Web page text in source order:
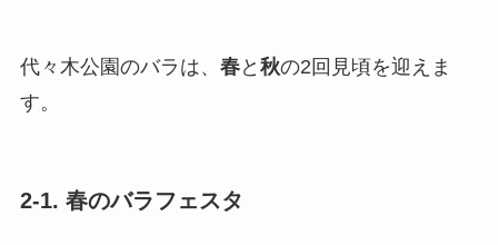
代々木公園のバラは、 春と 秋の2回見頃を迎えま
す。
2-1. 春のバラフェスタ